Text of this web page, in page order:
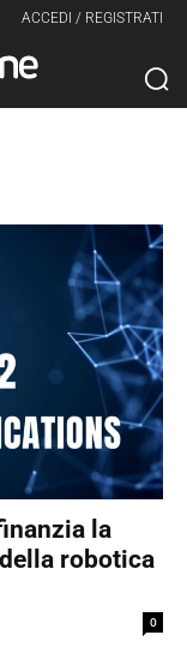
ACCEDI / REGISTRATI
la
robotica
0